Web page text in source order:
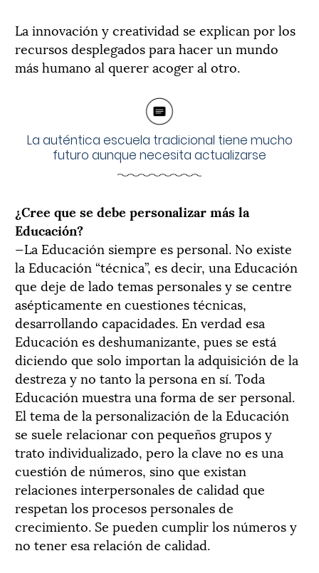
La innovación y creatividad se explican por los
recursos desplegados para hacer un mundo
más humano al querer acoger al otro.
La auténtica escuela tradicional tiene mucho
futuro aunque necesita actualizarse
¿Cree que se debe personalizar más la
Educación?
—La Educación siempre es personal. No existe
la Educación “técnica”, es decir, una Educación
que deje de lado temas personales y se centre
asépticamente en cuestiones técnicas,
desarrollando capacidades. En verdad esa
Educación es deshumanizante, pues se está
diciendo que solo importan la adquisición de la
destreza y no tanto la persona en sí. Toda
Educación muestra una forma de ser personal.
El tema de la personalización de la Educación
se suele relacionar con pequeños grupos y
trato individualizado, pero la clave no es una
cuestión de números, sino que existan
relaciones interpersonales de calidad que
respetan los procesos personales de
crecimiento. Se pueden cumplir los números y
no tener esa relación de calidad.